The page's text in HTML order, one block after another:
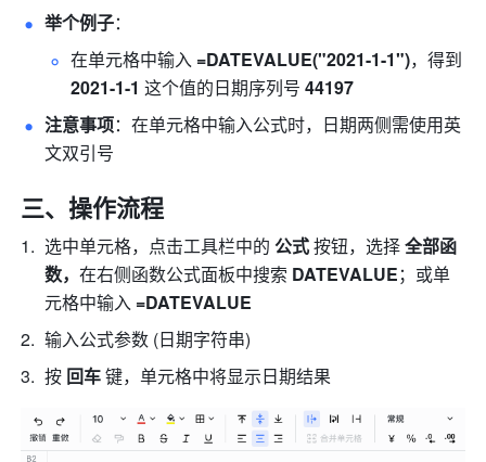
举个例子：
在单元格中输入 =DATEVALUE("2021-1-1")，得到
2021-1-1 这个值的日期序列号 44197
注意事项：在单元格中输入公式时，日期两侧需使用英
文双引号
三、操作流程
选中单元格，点击工具栏中的 公式 按钮，选择 全部函
数，在右侧函数公式面板中搜索 DATEVALUE；或单
元格中输入 =DATEVALUE
输入公式参数 (日期字符串)
按 回车 键，单元格中将显示日期结果